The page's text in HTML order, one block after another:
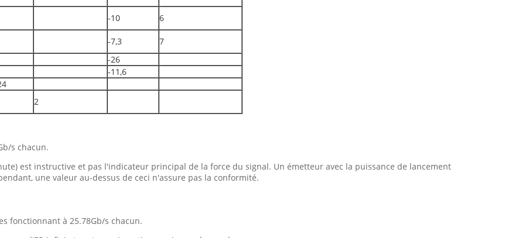
-10
6
-7,3
7
-26
-11,6
2
s chacun.
est instructive et pas l'indicateur principal de la force du signal. Un émetteur avec la puissance de lancement
une valeur au-dessus de ceci n'assure pas la conformité.
fonctionnant à 25.78Gb/s chacun.